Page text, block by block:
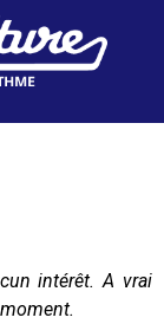
intérêt. A vrai